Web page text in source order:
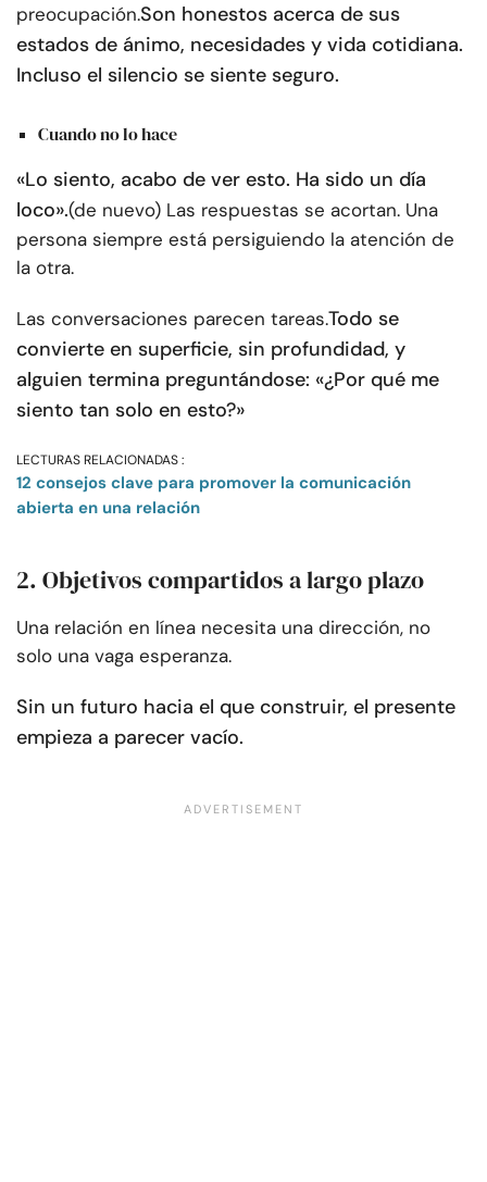
preocupación.Son honestos acerca de sus
estados de ánimo, necesidades y vida cotidiana.
Incluso el silencio se siente seguro.
Cuando no lo hace
«Lo siento, acabo de ver esto. Ha sido un día
loco».(de nuevo) Las respuestas se acortan. Una
persona siempre está persiguiendo la atención de
la otra.
Las conversaciones parecen tareas.Todo se
convierte en superficie, sin profundidad, y
alguien termina preguntándose: «¿Por qué me
siento tan solo en esto?»
LECTURAS RELACIONADAS :
12 consejos clave para promover la comunicación
abierta en una relación
2. Objetivos compartidos a largo plazo
Una relación en línea necesita una dirección, no
solo una vaga esperanza.
Sin un futuro hacia el que construir, el presente
empieza a parecer vacío.